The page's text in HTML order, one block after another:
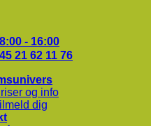
- 16:00
21 62 11 76
og info
dig